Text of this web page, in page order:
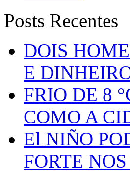
Posts Recentes
DOIS
E
FRIO DE 8
COMO A
El NIÑO
FORTE